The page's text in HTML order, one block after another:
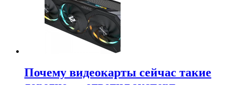
Почему видеокарты сейчас такие